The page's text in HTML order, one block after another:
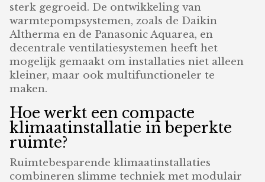
sterk gegroeid. De ontwikkeling van
warmtepompsystemen, zoals de Daikin
Altherma en de Panasonic Aquarea, en
decentrale ventilatiesystemen heeft het
mogelijk gemaakt om installaties niet alleen
kleiner, maar ook multifunctioneler te
maken.
Hoe werkt een compacte
klimaatinstallatie in beperkte
ruimte?
Ruimtebesparende klimaatinstallaties
combineren slimme techniek met modulair